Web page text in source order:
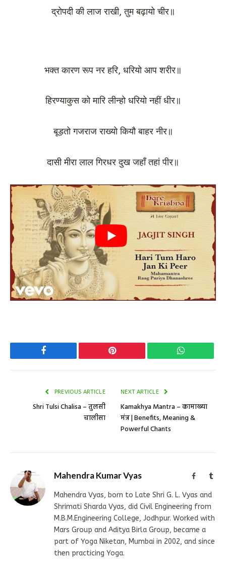
द्रोपदी की लाज राखी, तुम बढ़ायो चीर॥
भक्त कारण रूप नर हरि, धरियो आप शरीर॥
हिरण्याकुस को मारि लीन्हो धरियो नहीं धीर॥
बूड़तो गजराज राख्यो कियौ बाहर नीर॥
दासी मीरा लाल गिरधर दुख जहाँ तहां पीर॥
Facebook Pinterest WhatsApp
PREVIOUS ARTICLE
Shri Tulsi Chalisa – तुलसी
चालीसा
NEXT ARTICLE
Kamakhya Mantra – कामाख्या
मंत्र | Benefits, Meaning &
Powerful Chants
Mahendra Kumar Vyas Facebook
Mahendra Vyas, born to Late Shri G. L. Vyas and
Shrimati Sharda Vyas, did Civil Engineering from
M.B.M.Engineering College, Jodhpur. Worked with
Mars Group and Aditya Birla Group, became a
part of Yoga Niketan, Mumbai in 2002, and since
then practicing Yoga.